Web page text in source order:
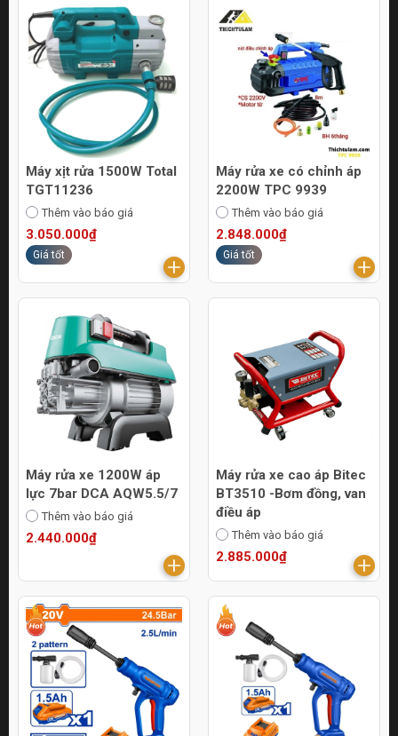
Máy xịt rửa 1500W Total
TGT11236
Thêm vào báo giá
3.050.000₫
Giá tốt
Máy rửa xe có chỉnh áp
2200W TPC 9939
Thêm vào báo giá
2.848.000₫
Giá tốt
Máy rửa xe 1200W áp
lực 7bar DCA AQW5.5/7
Thêm vào báo giá
2.440.000₫
Máy rửa xe cao áp Bitec
BT3510 -Bơm đồng, van
điều áp
Thêm vào báo giá
2.885.000₫